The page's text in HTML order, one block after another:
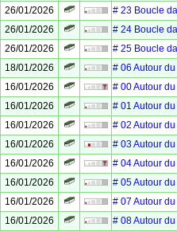
26/01/2026
# 23 Boucle
26/01/2026
# 24 Boucle
26/01/2026
# 25 Boucle
18/01/2026
# 06 Autour
16/01/2026
# 00 Autour
16/01/2026
# 01 Autour
16/01/2026
# 02 Autour
16/01/2026
# 03 Autour
16/01/2026
# 04 Autour
16/01/2026
# 05 Autour
16/01/2026
# 07 Autour
16/01/2026
# 08 Autour